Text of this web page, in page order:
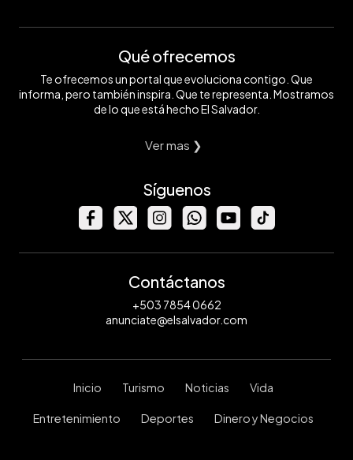
Qué ofrecemos
Te ofrecemos un portal que evoluciona contigo. Que
informa, pero también inspira. Que te representa. Mostramos
de lo que está hecho El Salvador.
Ver mas ❯
Síguenos
Contáctanos
+503 7854 0662
anunciate@elsalvador.com
Inicio Turismo Noticias Vida
Entretenimiento Deportes Dinero y Negocios